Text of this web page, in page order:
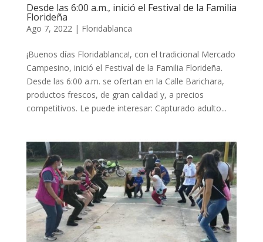
Desde las 6:00 a.m., inició el Festival de la Familia
Florideña
Ago 7, 2022| Floridablanca
¡Buenos días Floridablanca!, con el tradicional Mercado
Campesino, inició el Festival de la Familia Florideña.
Desde las 6:00 a.m. se ofertan en la Calle Barichara,
productos frescos, de gran calidad y, a precios
competitivos. Le puede interesar: Capturado adulto...